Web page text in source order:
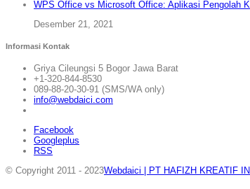
WPS Office vs Microsoft Office: Aplikasi Pengolah
Desember 21, 2021
Informasi Kontak
Griya Cileungsi 5 Bogor Jawa Barat
+1-320-844-8530
089-88-20-30-91 (SMS/WA only)
info@webdaici.com
Facebook
Googleplus
RSS
© Copyright 2011 - 2023Webdaici | PT HAFIZH KREATIF